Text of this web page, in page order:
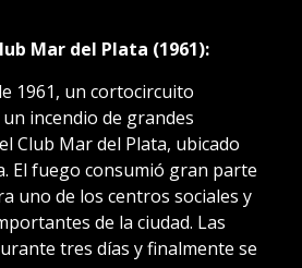
Mar del Plata (1961):
1961, un cortocircuito
incendio de grandes
Club Mar del Plata, ubicado
El fuego consumió gran parte
uno de los centros sociales y
de la ciudad. Las
tres días y finalmente se